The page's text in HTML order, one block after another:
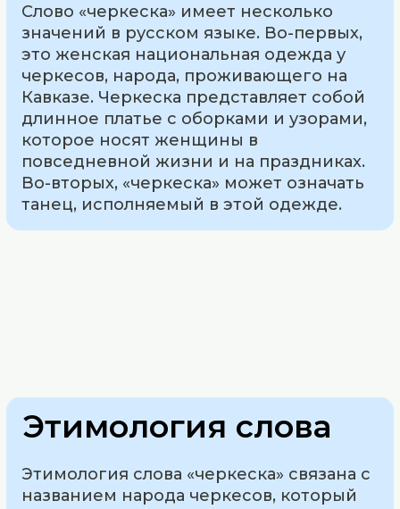
Слово «черкеска» имеет несколько
значений в русском языке. Во-первых,
это женская национальная одежда у
черкесов, народа, проживающего на
Кавказе. Черкеска представляет собой
длинное платье с оборками и узорами,
которое носят женщины в
повседневной жизни и на праздниках.
Во-вторых, «черкеска» может означать
танец, исполняемый в этой одежде.
Этимология слова
Этимология слова «черкеска» связана с
названием народа черкесов, который